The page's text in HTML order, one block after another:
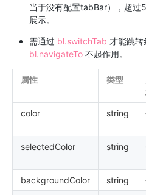
当于没有配置tabBar），超
展示。
需通过 bl.switchTab 才能跳转
bl.navigateTo 不起作用。
属性 类型
color string
selectedColor
string
backgroundColor
string